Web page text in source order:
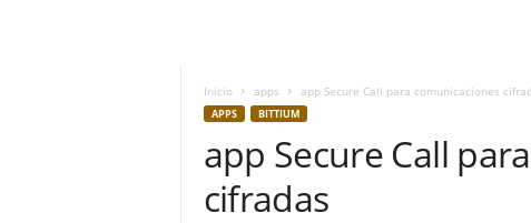
y
Inicio apps app Secure Call para comunicaciones
APPS BITTIUM
app Secure Call
cifradas